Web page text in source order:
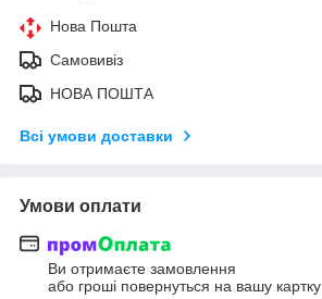
Нова Пошта
Самовивіз
НОВА ПОШТА
Всі умови доставки
Умови оплати
Ви отримаєте замовлення
або гроші повернуться на вашу картку